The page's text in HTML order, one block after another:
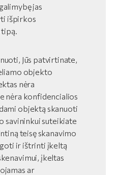
jas
išpirkos
Jūs patvirtinate,
objekto
nėra
nėra konfidencialios
objektą skanuoti
savininkui suteikiate
teisę skanavimo
ir ištrinti įkeltą
įkeltas
ar